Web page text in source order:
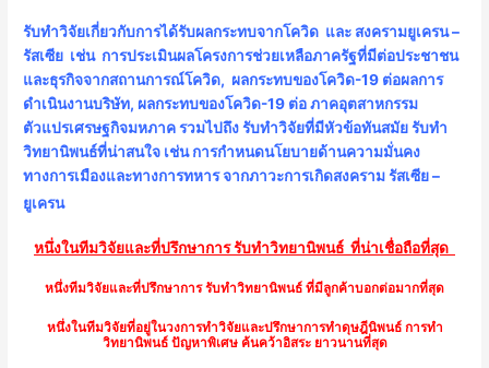
รับทำวิจัยเกี่ยวกับการได้รับผลกระทบจากโควิด และ สงครามยูเครน –
รัสเซีย เช่น การประเมินผลโครงการช่วยเหลือภาครัฐที่มีต่อประชาชน
และธุรกิจจากสถานการณ์โควิด, ผลกระทบของโควิด-19 ต่อผลการ
ดำเนินงานบริษัท, ผลกระทบของโควิด-19 ต่อ ภาคอุตสาหกรรม
ตัวแปรเศรษฐกิจมหภาค รวมไปถึง รับทำวิจัยที่มีหัวข้อทันสมัย รับทำ
วิทยานิพนธ์ที่น่าสนใจ เช่น การกำหนดนโยบายด้านความมั่นคง
ทางการเมืองและทางการทหาร จากภาวะการเกิดสงคราม รัสเซีย –
ยูเครน
หนึ่งในทีมวิจัยและที่ปรึกษาการรับทำวิทยานิพนธ์ ที่น่าเชื่อถือที่สุด
หนึ่งทีมวิจัยและที่ปรึกษาการรับทำวิทยานิพนธ์ ที่มีลูกค้าบอกต่อมากที่สุด
หนึ่งในทีมวิจัยที่อยู่ในวงการทำวิจัยและปรึกษาการทำดุษฎีนิพนธ์ การทำ
วิทยานิพนธ์ ปัญหาพิเศษ ค้นคว้าอิสระ ยาวนานที่สุด